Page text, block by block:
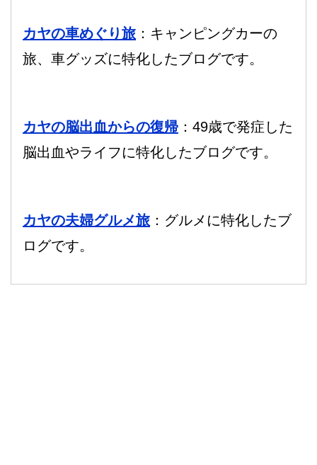
カヤの車めぐり旅 ：キャンピングカーの
旅、車グッズに特化したブログです。
カヤの脳出血からの復帰 ：49歳で発症した
脳出血やライフに特化したブログです。
カヤの夫婦グルメ旅 ：グルメに特化したブ
ログです。